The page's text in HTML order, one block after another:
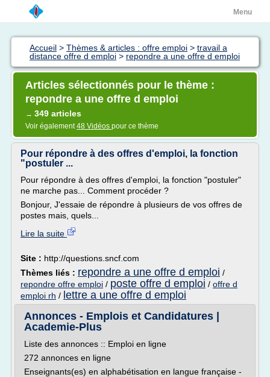
Menu
Accueil > Thèmes & articles : offre emploi > travail a
distance offre d emploi > repondre a une offre d emploi
Articles sélectionnés pour le thème :
repondre a une offre d emploi
→ 349 articles
Voir également48 Vidéos pour ce thème
Pour répondre à des offres d'emploi, la fonction
"postuler ...
Pour répondre à des offres d'emploi, la fonction "postuler"
ne marche pas... Comment procéder ?
Bonjour, J'essaie de répondre à plusieurs de vos offres de
postes mais, quels...
Lire la suite
Site : http://questions.sncf.com
Thèmes liés : repondre a une offre d emploi /
repondre offre emploi / poste offre d emploi / offre d
emploi rh / lettre a une offre d emploi
Annonces - Emplois et Candidatures |
Academie-Plus
Liste des annonces :: Emploi en ligne
272 annonces en ligne
Enseignants(es) en alphabétisation en langue française -